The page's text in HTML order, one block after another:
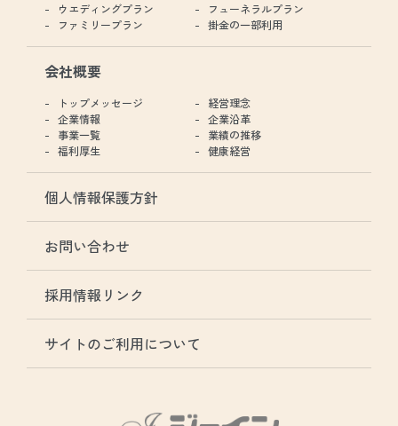
ウエディングプラン
フューネラルプラン
ファミリープラン
掛金の一部利用
会社概要
トップメッセージ
経営理念
企業情報
企業沿革
事業一覧
業績の推移
福利厚生
健康経営
個人情報保護方針
お問い合わせ
採用情報リンク
サイトのご利用について